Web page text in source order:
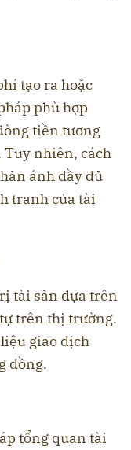
tạo ra hoặc
phù hợp
tiền tương
nhiên, cách
ánh đầy đủ
tranh của tài
tài sản dựa trên
trên thị trường.
giao dịch
đồng.
tổng quan tài